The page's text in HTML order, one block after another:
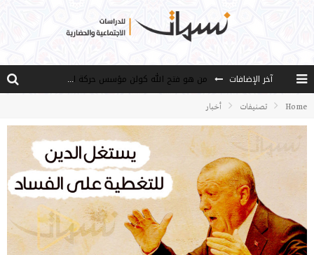
آخر الإضافات
من هو فتح الله كولن مؤسس حركة الخدمة؟
الأستاذ عالما عارفا حكيما
مصادر العلم وسببه
النـزعة التجديدية عند الأستاذ فتح الله كولن
Home تصنيفات أخبار